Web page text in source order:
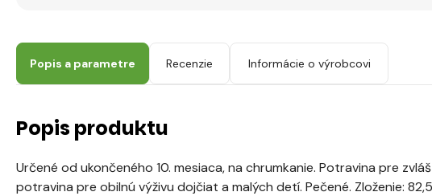
Popis a parametre Recenzie Informácie o výrobcovi
Popis produktu
Určené od ukončeného 10. mesiaca, na chrumkanie. Potravina pre
potravina pre obilnú výživu dojčiat a malých detí. Pečené. Zloženie: